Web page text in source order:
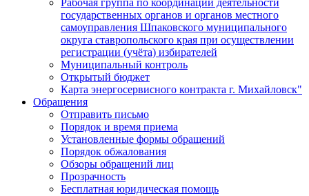
Рабочая группа по координации деятельности
государственных органов и органов местного
самоуправления Шпаковского муниципального
округа ставропольского края при осуществлении
регистрации (учёта) избирателей
Муниципальный контроль
Открытый бюджет
Карта энергосервисного контракта г. Михайловск"
Обращения
Отправить письмо
Порядок и время приема
Установленные формы обращений
Порядок обжалования
Обзоры обращений лиц
Прозрачность
Бесплатная юридическая помощь